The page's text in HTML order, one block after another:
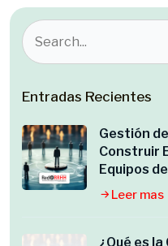
Entradas Recientes
Gestión
Construir
Equipos
Leer mas
¿Qué es